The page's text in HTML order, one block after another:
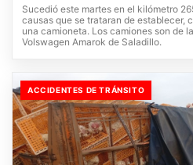
Sucedió este martes en el kilómetro
causas que se trataran de establecer,
una camioneta. Los camiones son de
Volswagen Amarok de Saladillo.
ACCIDENTES DE TRÁNSITO